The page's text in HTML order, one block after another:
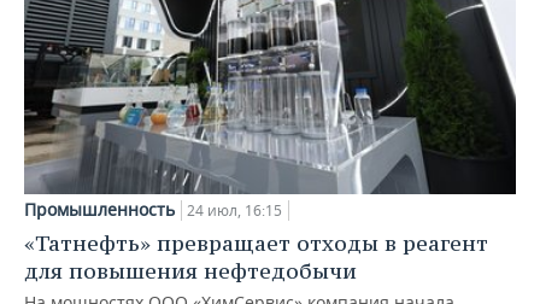
Промышленность 24 июл, 16:15
«Татнефть» превращает отходы в реагент
для повышения нефтедобычи